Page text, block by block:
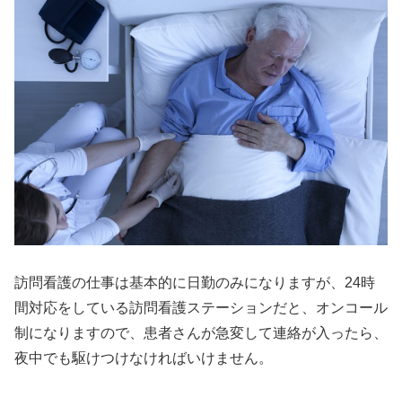
訪問看護の仕事は基本的に日勤のみになりますが、24時
間対応をしている訪問看護ステーションだと、オンコール
制になりますので、患者さんが急変して連絡が入ったら、
夜中でも駆けつけなければいけません。